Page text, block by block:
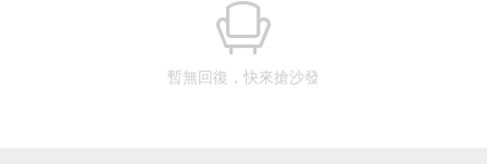
暫無回復，快來搶沙發